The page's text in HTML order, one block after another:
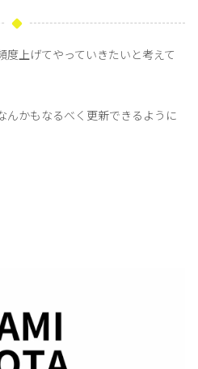
度上げてやっていきたいと考えて
んかもなるべく更新できるように